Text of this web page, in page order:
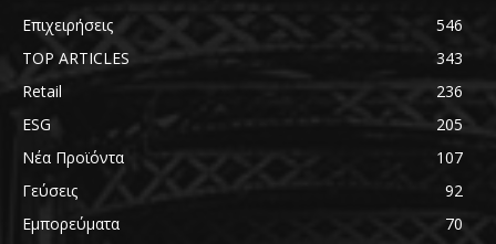
Επιχειρήσεις
546
TOP ARTICLES
343
Retail
236
ESG
205
Νέα Προϊόντα
107
Γεύσεις
92
Εμπορεύματα
70